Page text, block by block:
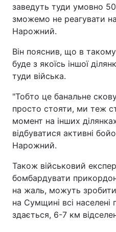
заведуть туди умовно
зможемо не реагувати
Нарожний.
Він пояснив, що в
буде з якоїсь іншої
туди війська.
"Тобто це банальне
просто стояти, ми теж
момент на інших
відбуватися активні
Нарожний.
Також військовий
бомбардувати
на жаль, можуть
на Сумщині всі населені
здається, 6-7 км